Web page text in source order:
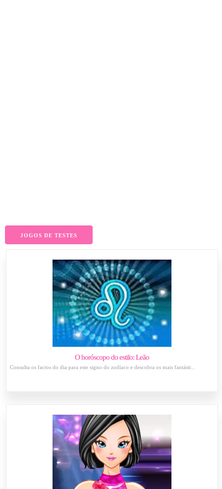
JOGOS DE TESTES
O horóscopo do estilo: Leão
Consulta os factos do dia para este signo do zodíaco e descobra os mais fantásti...